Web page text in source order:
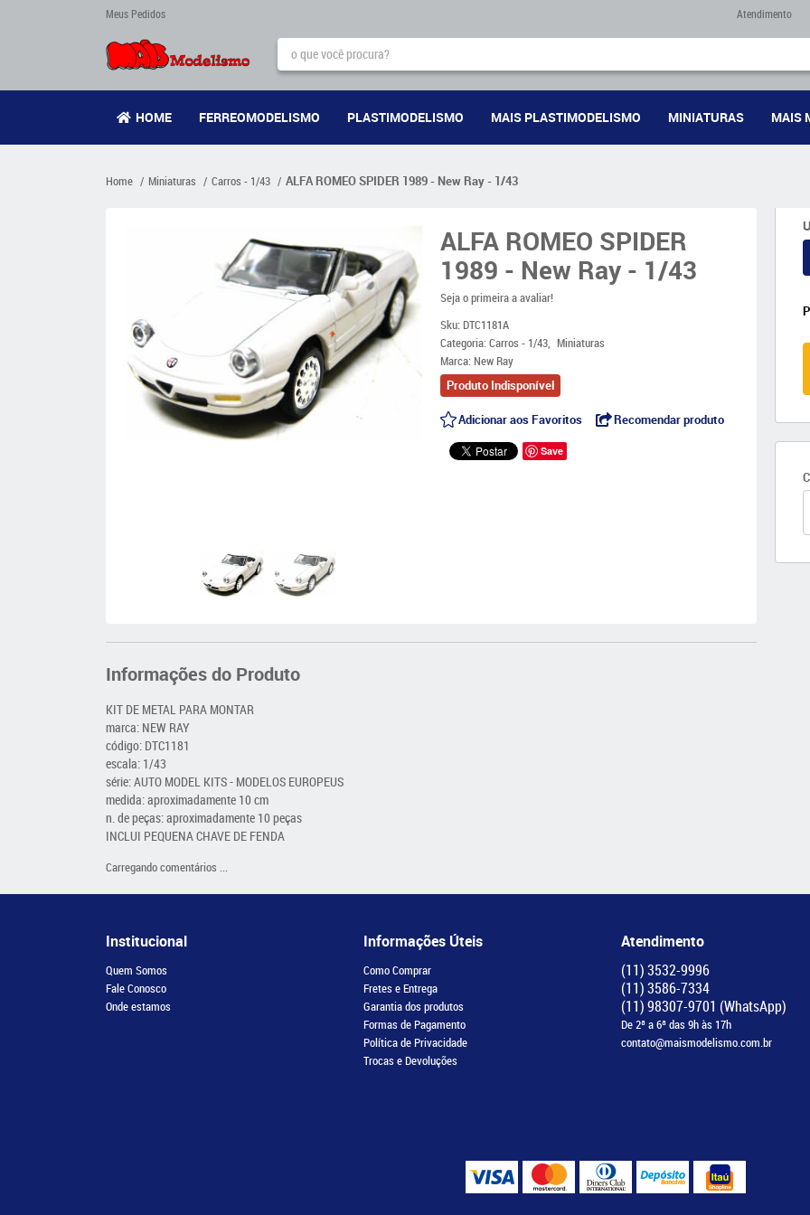
Meus Pedidos Atendimento
HOME FERREOMODELISMO PLASTIMODELISMO MAIS PLASTIMODELISMO MINIATURAS MAIS
Home Miniaturas Carros - 1/43 ALFA ROMEO SPIDER 1989 - New Ray - 1/43
ALFA ROMEO SPIDER
1989 - New Ray - 1/43
Seja o primeira a avaliar!
Sku: DTC1181A
Categoria:Carros - 1/43
Miniaturas
Marca: New Ray
Produto Indisponível
Adicionar aos Favoritos Recomendar produto
Save
Informações do Produto
KIT DE METAL PARA MONTAR
marca: NEW RAY
código: DTC1181
escala: 1/43
série: AUTO MODEL KITS - MODELOS EUROPEUS
medida: aproximadamente 10 cm
n. de peças: aproximadamente 10 peças
INCLUI PEQUENA CHAVE DE FENDA
Carregando comentários ...
Institucional
Quem Somos
Fale Conosco
Onde estamos
Informações Úteis
Como Comprar
Fretes e Entrega
Garantia dos produtos
Formas de Pagamento
Política de Privacidade
Trocas e Devoluções
Atendimento
(11)3532-9996
(11)3586-7334
(11)98307-9701 (WhatsApp)
De 2ª a 6ª das 9h às 17h
contato@maismodelismo.com.br